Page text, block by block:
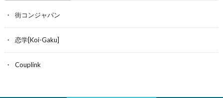
街コンジャパン
恋学[Koi-Gaku]
Couplink